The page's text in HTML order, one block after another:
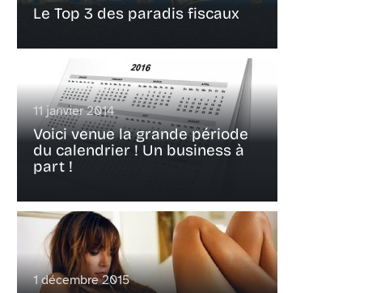
Le Top 3 des paradis fiscaux
11 janvier 2014
Voici venue la grande période
du calendrier ! Un business à
part !
1 décembre 2015